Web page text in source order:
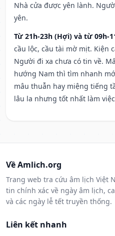
Nhà cửa được yên lành.
yên.
Từ 21h-23h (Hợi) và từ 09h-
cầu lộc, cầu tài mờ mịt. Kiện
Người đi xa chưa có tin về.
hướng Nam thì tìm nhanh
mâu thuẫn hay miệng tiếng
lâu la nhưng tốt nhất làm
Về Amlich.org
Trang web tra cứu âm lịch Việt
tin chính xác về ngày âm lịch,
và các ngày lễ tết truyền thống.
Liên kết nhanh